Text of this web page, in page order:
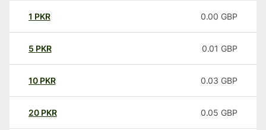
1 PKR 0.00 GBP
5 PKR 0.01 GBP
10 PKR 0.03 GBP
20 PKR 0.05 GBP